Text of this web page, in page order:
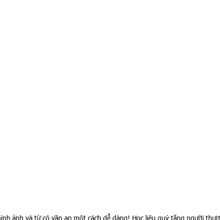
ảnh và từ có vần ap một cách dễ dàng! Học liệu quý tặng người